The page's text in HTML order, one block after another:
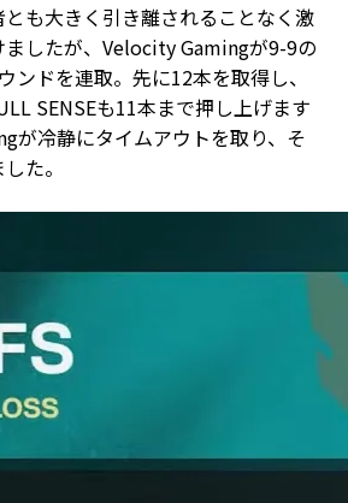
も大きく引き離されることなく激
ましたが、Velocity Gamingが9-9の
ンドを連取。先に12本を取得し、
SENSEも11本まで押し上げます
が冷静にタイムアウトを取り、そ
た。